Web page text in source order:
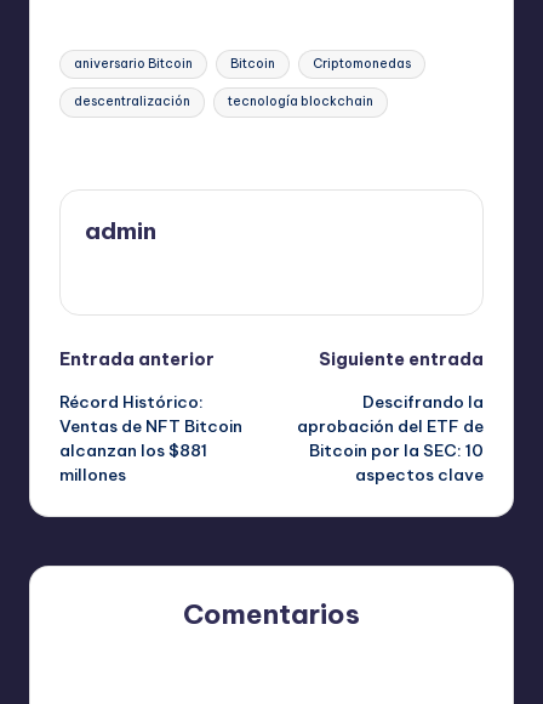
Etiquetas:
aniversario Bitcoin Bitcoin Criptomonedas
descentralización tecnología blockchain
admin
Navegación
de
entradas
Entrada anterior
Récord Histórico:
Ventas de NFT Bitcoin
alcanzan los $881
millones
Siguiente entrada
Descifrando la
aprobación del ETF de
Bitcoin por la SEC: 10
aspectos clave
Comentarios